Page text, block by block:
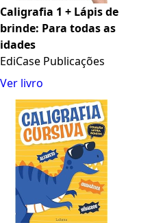
Caligrafia 1 + Lápis de
brinde: Para todas as
idades
EdiCase Publicações
Ver livro